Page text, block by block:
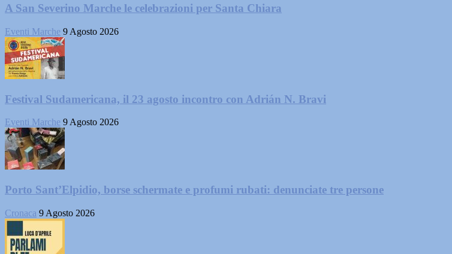
A San Severino Marche le celebrazioni per Santa Chiara
Eventi Marche 9 Agosto 2026
Festival Sudamericana, il 23 agosto incontro con Adrián N. Bravi
Eventi Marche 9 Agosto 2026
Porto Sant’Elpidio, borse schermate e profumi rubati: denunciate tre persone
Cronaca 9 Agosto 2026